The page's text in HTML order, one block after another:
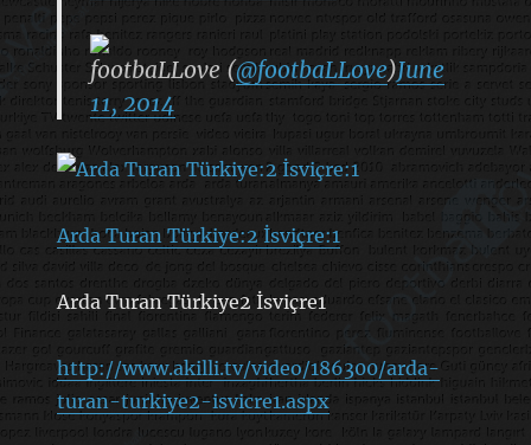
footbaLLove (@footbaLLove)June
11, 2014
Arda Turan Türkiye:2 İsviçre:1
Arda Turan Türkiye2 İsviçre1
http://www.akilli.tv/video/186300/arda-
turan-turkiye2-isvicre1.aspx